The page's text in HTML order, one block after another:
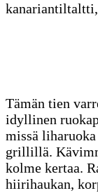
Tämän tien
idyllinen
missä
grillillä.
kolme kertaa.
hiirihaukan,